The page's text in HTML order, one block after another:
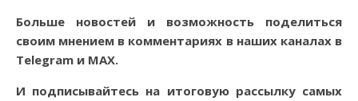
Больше новостей и возможность поделиться
своим мнением в комментариях в наших каналах в
Telegram и MAX.
И подписывайтесь на итоговую рассылку самых